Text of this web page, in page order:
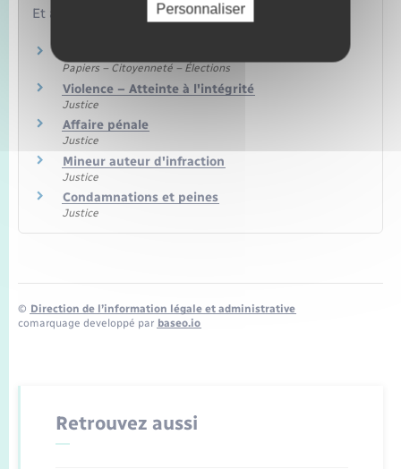
Et aussi
Papiers – Citoyenneté – Élections
Violence – Atteinte à l'intégrité
Justice
Affaire pénale
Justice
Mineur auteur d'infraction
Justice
Condamnations et peines
Justice
© Direction de l’information légale et administrative
comarquage developpé par baseo.io
Retrouvez aussi
Personnaliser